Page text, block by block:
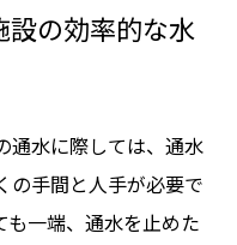
設の効率的な水
通水に際しては、通水
の手間と人手が必要で
も一端、通水を止めた